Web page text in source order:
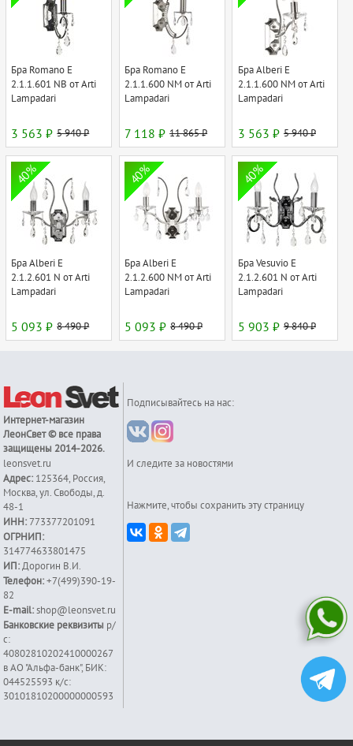
Бра Romano E
2.1.1.601 NB от Arti
Lampadari
3 563 ₽ 5 940 ₽
Бра Romano E
2.1.1.600 NM от Arti
Lampadari
7 118 ₽ 11 865 ₽
Бра Alberi E
2.1.1.600 NM от Arti
Lampadari
3 563 ₽ 5 940 ₽
40%
Бра Alberi E
2.1.2.601 N от Arti
Lampadari
5 093 ₽ 8 490 ₽
40%
Бра Alberi E
2.1.2.600 NM от Arti
Lampadari
5 093 ₽ 8 490 ₽
40%
Бра Vesuvio E
2.1.2.601 N от Arti
Lampadari
5 903 ₽ 9 840 ₽
Интернет-магазин
ЛеонСвет© все права
защищены 2014-2026.
leonsvet.ru
Адрес: 125364, Россия,
Москва,ул. Свободы, д.
48-1
ИНН:773377201091
ОГРНИП:
314774633801475
ИП:Дорогин В.И.
Телефон: +7(499)390-19-
82
E-mail: shop@leonsvet.ru
Банковские реквизиты р/
с:
40802810202410000267
в АО "Альфа-банк", БИК:
044525593 к/c:
30101810200000000593
Подписывайтесь на нас:
И следите за новостями
Нажмите, чтобы сохранить эту страницу